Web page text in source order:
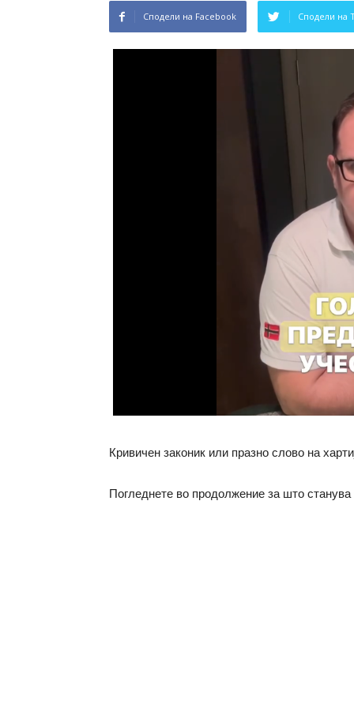
Сподели на Facebook Сподели на
Кривичен законик или празно слово на
Погледнете во продолжение за што станува